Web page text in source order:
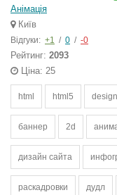
Анімація
Київ
Відгуки: +1 / 0 / -0
Рейтинг: 2093
Ціна: 25
html html5 design
баннер 2d
дизайн сайта
раскадровки дудл